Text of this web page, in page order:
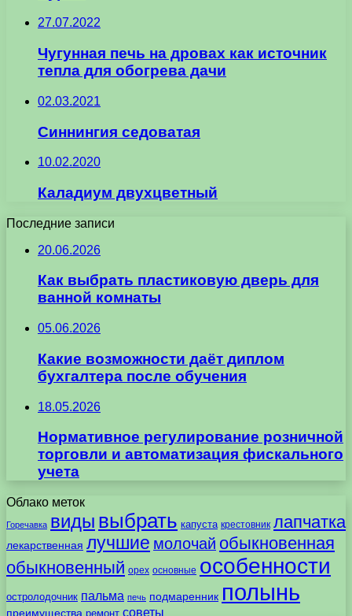
27.07.2022
Чугунная печь на дровах как источник
тепла для обогрева дачи
02.03.2021
Синнингия седоватая
10.02.2020
Каладиум двухцветный
Последние записи
20.06.2026
Как выбрать пластиковую дверь для
ванной комнаты
05.06.2026
Какие возможности даёт диплом
бухгалтера после обучения
18.05.2026
Нормативное регулирование розничной
торговли и автоматизация фискального
учета
Облако меток
Горечавка виды выбрать капуста крестовник лапчатка
лекарственная лучшие молочай обыкновенная
обыкновенный орех основные особенности
остролодочник пальма печь подмаренник полынь
преимущества ремонт советы